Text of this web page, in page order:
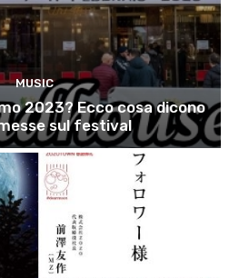
MUSIC
2023? Ecco cosa dicono
sul festival